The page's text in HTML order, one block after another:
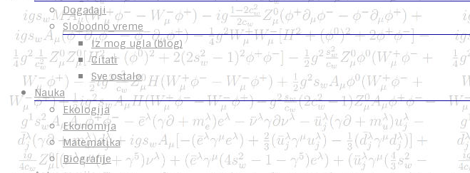
Događaji
Slobodno vreme
Iz mog ugla (blog)
Citati
Sve ostalo
Nauka
Ekologija
Ekonomija
Matematika
Biografije